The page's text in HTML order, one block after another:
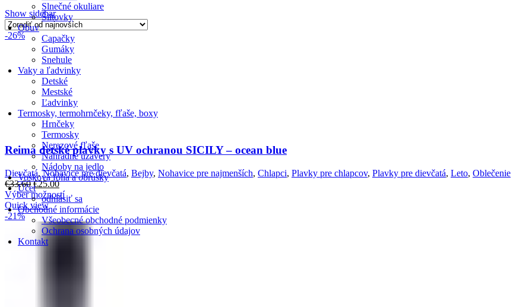
Slnečné okuliare
Šiltovky
Obuv
Capačky
Gumáky
Snehule
Vaky a ľadvinky
Detské
Mestské
Ľadvinky
Termosky, termohrnčeky, fľaše, boxy
Hrnčeky
Termosky
Nerezové fľaše
Náhradné uzávery
Nádoby na jedlo
Vosková fólia a obrúsky
Účet
odhlásiť sa
Obchodné informácie
Všeobecné obchodné podmienky
Ochrana osobných údajov
Kontakt
Show sidebar
-26%
Reima detské plavky s UV ochranou SICILY – ocean blue
Dievčatá,Nohavice pre dievčatá, Bejby, Nohavice pre najmenších, Chlapci, Plavky pre chlapcov, Plavky pre dievčatá, Leto, Oblečenie
€33.60 €25.00
Výber možností
Quick view
-21%